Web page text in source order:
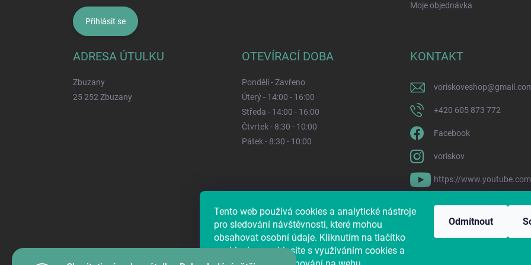
Tento web používá cookies a analytické nástroje
pro sledování návštěvnosti, které mohou
obsahovat osobní údaje. Kliknutím na tlačítko
souhlasím, souhlasíte s využíváním cookies a
Odmítnout
Přihlásit se
Moje objednávka
ADRESA ÚTULKU
Zbuzany
25 252 Zbuzany
OTEVÍRACÍ DOBA
Pondělí - Zavřeno
Úterý - 14:00 - 16:00
Středa - 14:00 - 16:00
Čtvrtek - 8:30 - 10:00
Pátek - 8:30 - 10:00
KONTAKT
voriskoveshop@
+420 605 873 772
Facebook
voriskov
https://
Najdete nás i na Pesvnouzi.cz Jak nám pomůžete?